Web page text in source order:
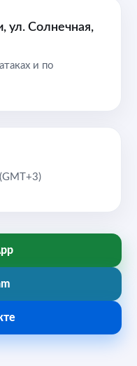
ул. Солнечная,
и по